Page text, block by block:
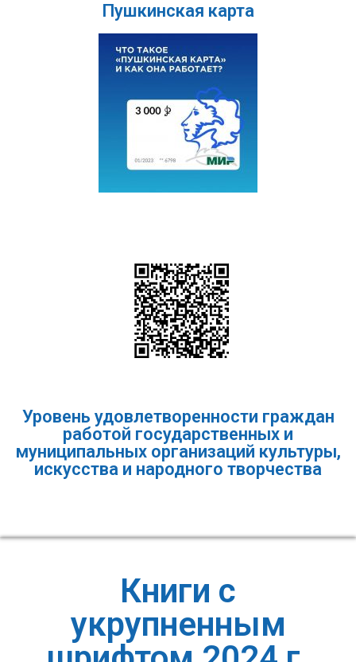
Пушкинская карта
Уровень удовлетворенности граждан
работой государственных и
муниципальных организаций культуры,
искусства и народного творчества
Книги с
укрупненным